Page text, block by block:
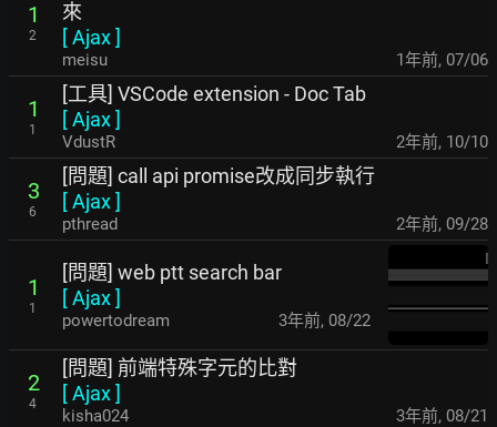
1
2
來
[Ajax]
meisu 1年前, 07/06
1
1
[工具] VSCode extension - Doc Tab
[Ajax]
VdustR 2年前, 10/10
3
6
[問題] call api promise改成同步執行
[Ajax]
pthread 2年前, 09/28
1
1
[問題] web ptt search bar
[Ajax]
powertodream 3年前, 08/22
2
4
[問題] 前端特殊字元的比對
[Ajax]
kisha024 3年前, 08/21